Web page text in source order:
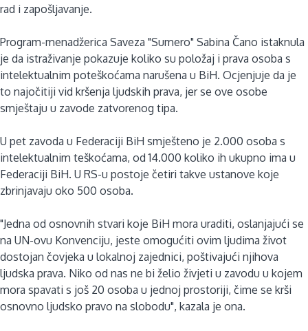
rad i zapošljavanje.
Program-menadžerica Saveza "Sumero" Sabina Čano istaknula
je da istraživanje pokazuje koliko su položaj i prava osoba s
intelektualnim poteškoćama narušena u BiH. Ocjenjuje da je
to najočitiji vid kršenja ljudskih prava, jer se ove osobe
smještaju u zavode zatvorenog tipa.
U pet zavoda u Federaciji BiH smješteno je 2.000 osoba s
intelektualnim teškoćama, od 14.000 koliko ih ukupno ima u
Federaciji BiH. U RS-u postoje četiri takve ustanove koje
zbrinjavaju oko 500 osoba.
"Jedna od osnovnih stvari koje BiH mora uraditi, oslanjajući se
na UN-ovu Konvenciju, jeste omogućiti ovim ljudima život
dostojan čovjeka u lokalnoj zajednici, poštivajući njihova
ljudska prava. Niko od nas ne bi želio živjeti u zavodu u kojem
mora spavati s još 20 osoba u jednoj prostoriji, čime se krši
osnovno ljudsko pravo na slobodu", kazala je ona.